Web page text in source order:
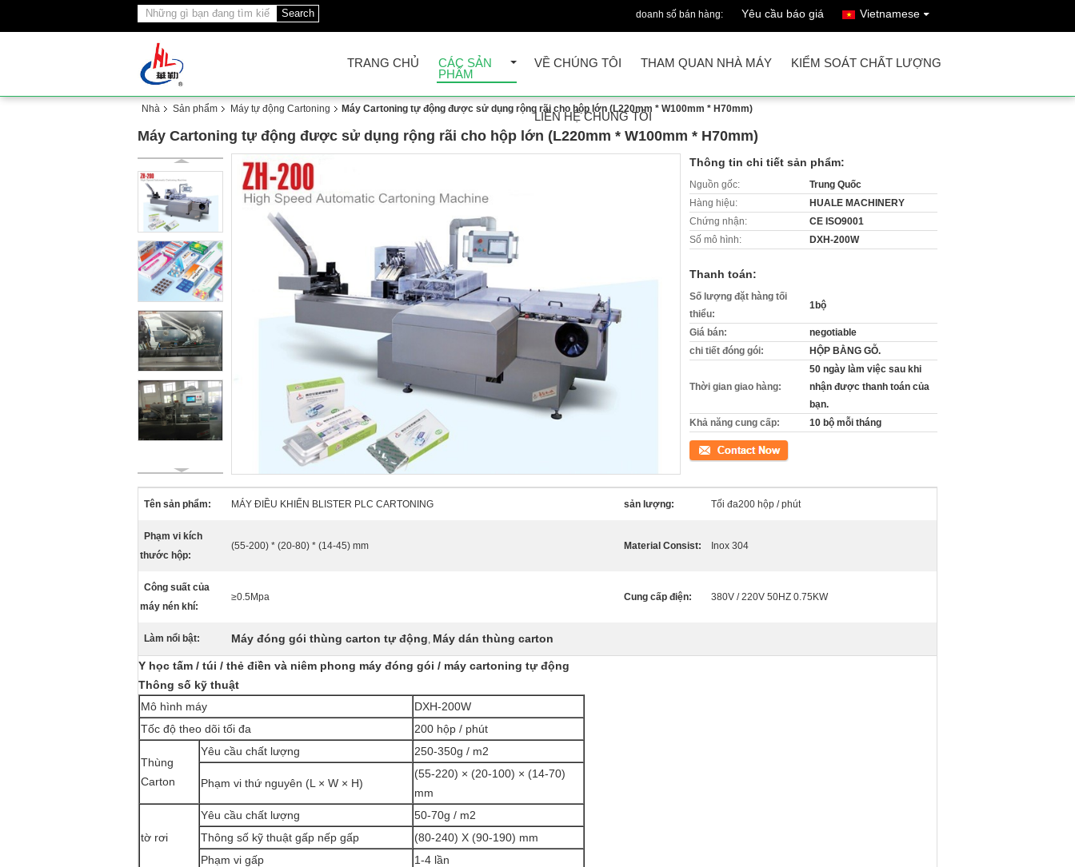
Search doanh số bán hàng: Yêu cầu báo giá Vietnamese
TRANG CHỦ
CÁC SẢN
PHẨM
VỀ CHÚNG TÔI THAM QUAN NHÀ MÁY KIỂM SOÁT CHẤT LƯỢNG
LIÊN HỆ CHÚNG TÔI
Nhà Sản phẩm Máy tự động Cartoning Máy Cartoning tự động được sử dụng rộng rãi cho hộp lớn (L220mm * W100mm * H70mm)
Máy Cartoning tự động được sử dụng rộng rãi cho hộp lớn (L220mm * W100mm * H70mm)
Thông tin chi tiết sản phẩm:
Nguồn gốc:
Trung Quốc
Hàng hiệu:
HUALE MACHINERY
Chứng nhận:
CE ISO9001
Số mô hình:
DXH-200W
Thanh toán:
Số lượng đặt hàng tối
thiểu:
1bộ
Giá bán:
negotiable
chi tiết đóng gói:
HỘP BẰNG GỖ.
Thời gian giao hàng:
50 ngày làm việc sau khi
nhận được thanh toán của
bạn.
Khả năng cung cấp:
10 bộ mỗi tháng
Tiếp xúc
Tên sản phẩm: MÁY ĐIỀU KHIỂN BLISTER PLC CARTONING sản lượng: Tối đa200 hộp / phút
Phạm vi kích
thước hộp:
(55-200) * (20-80) * (14-45) mm Material Consist: Inox 304
Công suất của
máy nén khí:
≥0.5Mpa Cung cấp điện: 380V / 220V 50HZ 0.75KW
Làm nổi bật: Máy đóng gói thùng carton tự động, Máy dán thùng carton
Y học tấm / túi / thẻ điền và niêm phong máy đóng gói / máy cartoning tự động
Thông số kỹ thuật
Mô hình máy
DXH-200W
Tốc độ theo dõi tối đa
200 hộp / phút
Thùng
Carton
Yêu cầu chất lượng 250-350g / m2
Phạm vi thứ nguyên (L × W × H)
(55-220) × (20-100) × (14-70)
mm
tờ rơi
Yêu cầu chất lượng
50-70g / m2
Thông số kỹ thuật gấp nếp gấp
(80-240) X (90-190) mm
Phạm vi gấp
1-4 lần